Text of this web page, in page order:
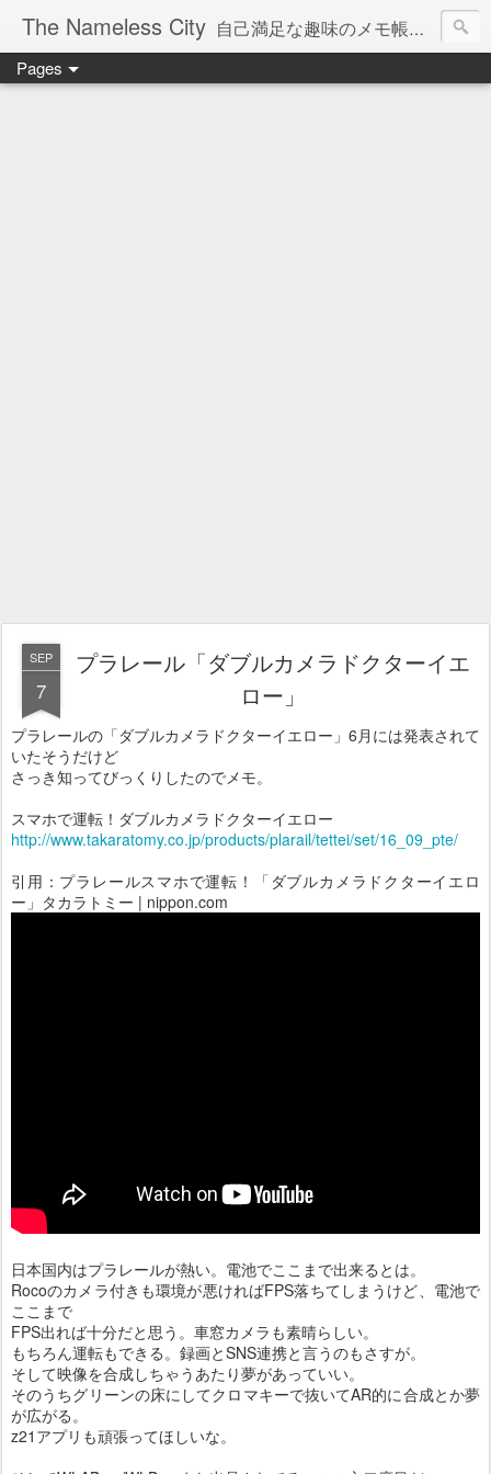
The Nameless City 自己満足な趣味のメモ帳です。現在欧州型H0鉄道模型をメインに書いています。
Pages
SEP
7
プラレール「ダブルカメラドクターイエ
ロー」
プラレールの「ダブルカメラドクターイエロー」6月には発表されて
いたそうだけど
さっき知ってびっくりしたのでメモ。
スマホで運転！ダブルカメラドクターイエロー
http://www.takaratomy.co.jp/products/plarail/tettei/set/16_09_pte/
引用：プラレールスマホで運転！「ダブルカメラドクターイエロ
ー」タカラトミー | nippon.com
日本国内はプラレールが熱い。電池でここまで出来るとは。
Rocoのカメラ付きも環境が悪ければFPS落ちてしまうけど、電池で
ここまで
FPS出れば十分だと思う。車窓カメラも素晴らしい。
もちろん運転もできる。録画とSNS連携と言うのもさすが。
そして映像を合成しちゃうあたり夢があっていい。
そのうちグリーンの床にしてクロマキーで抜いてAR的に合成とか夢
が広がる。
z21アプリも頑張ってほしいな。